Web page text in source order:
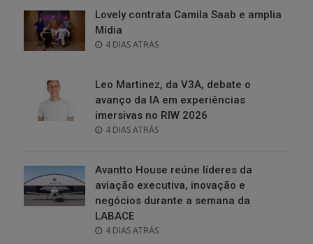
Lovely contrata Camila Saab e amplia
Mídia
POSTED
4 DIAS ATRÁS
Leo Martinez, da V3A, debate o
avanço da IA em experiências
imersivas no RIW 2026
POSTED
4 DIAS ATRÁS
Avantto House reúne líderes da
aviação executiva, inovação e
negócios durante a semana da
LABACE
POSTED
4 DIAS ATRÁS